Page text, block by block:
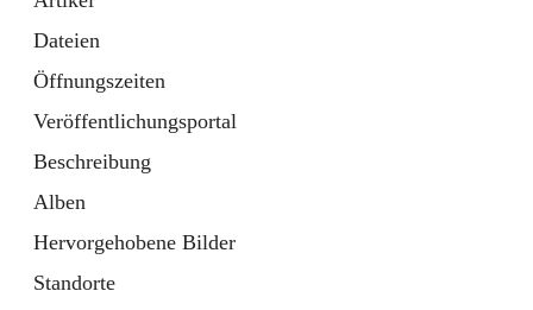
Dateien
Öffnungszeiten
Veröffentlichungsportal
Beschreibung
Alben
Hervorgehobene Bilder
Standorte